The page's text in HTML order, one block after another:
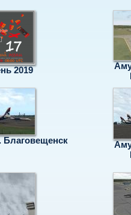
2019
Благовещенск